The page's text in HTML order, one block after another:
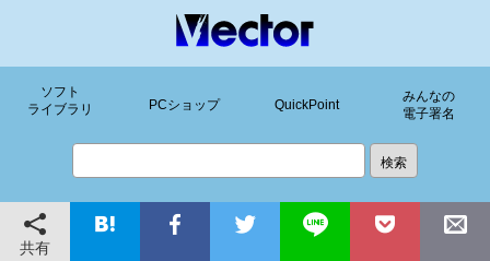
ソフト
ライブラリ
PCショップ QuickPoint
みんなの
電子署名
共有